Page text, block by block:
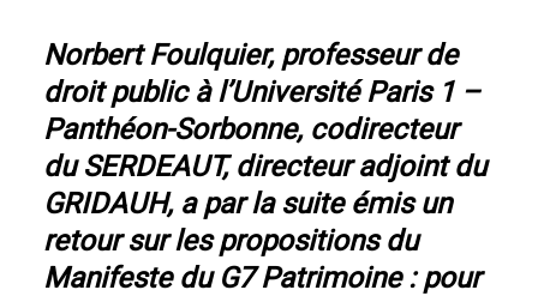
Norbert Foulquier, professeur de
droit public à l’Université Paris 1 –
Panthéon-Sorbonne, codirecteur
du SERDEAUT, directeur adjoint du
GRIDAUH, a par la suite émis un
retour sur les propositions du
Manifeste du G7 Patrimoine : pour